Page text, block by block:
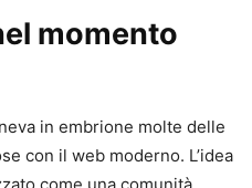
momento
in embrione molte delle
con il web moderno. L’idea